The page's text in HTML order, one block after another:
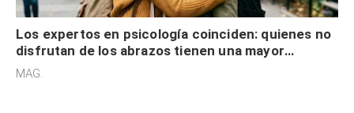
Los expertos en psicología coinciden: quienes no
disfrutan de los abrazos tienen una mayor
sensibilidad a los estímulos físicos y no es por
MAG.